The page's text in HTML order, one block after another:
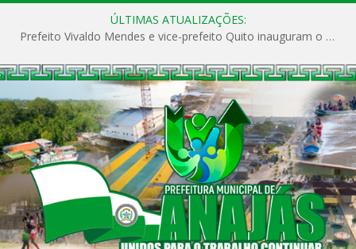
ÚLTIMAS ATUALIZAÇÕES:
Prefeito Vivaldo Mendes e vice-prefeito Quito inauguram o CAPS e fortalecem a saúde pública em Anajás.